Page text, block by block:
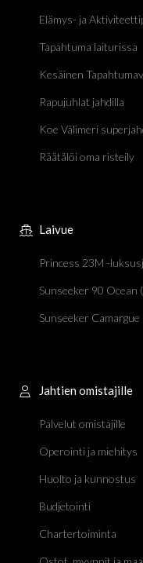
Elämys- ja
Tapahtuma laiturissa
Kesäinen
Rapujuhlat jahdilla
Koe Välimeri
Räätälöi oma risteily
Laivue
Princess 23M -
Sunseeker 90 Ocean
Sunseeker Camargue
Jahtien omistajille
Palvelut omistajille
Operointi ja miehitys
Huolto ja kunnostus
Budjetointi
Chartertoiminta